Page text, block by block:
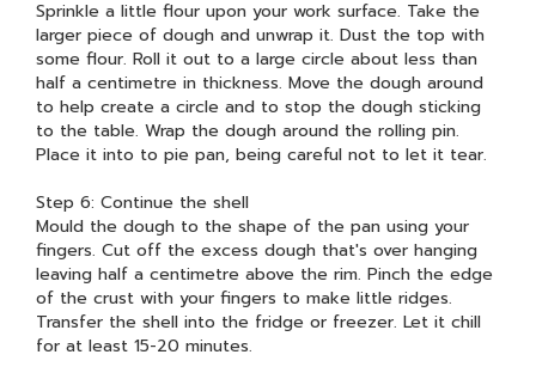
Sprinkle a little flour upon your work surface. Take the
larger piece of dough and unwrap it. Dust the top with
some flour. Roll it out to a large circle about less than
half a centimetre in thickness. Move the dough around
to help create a circle and to stop the dough sticking
to the table. Wrap the dough around the rolling pin.
Place it into to pie pan, being careful not to let it tear.
Step 6: Continue the shell
Mould the dough to the shape of the pan using your
fingers. Cut off the excess dough that's over hanging
leaving half a centimetre above the rim. Pinch the edge
of the crust with your fingers to make little ridges.
Transfer the shell into the fridge or freezer. Let it chill
for at least 15-20 minutes.